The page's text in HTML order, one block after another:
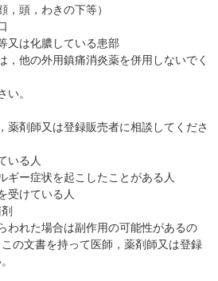
頭，わきの下等）
又は化膿している患部
，他の外用鎮痛消炎薬を併用しないでく
。
薬剤師又は登録販売者に相談してくださ
いる人
ー症状を起こしたことがある人
受けている人
われた場合は副作用の可能性があるの
の文書を持って医師，薬剤師又は登録